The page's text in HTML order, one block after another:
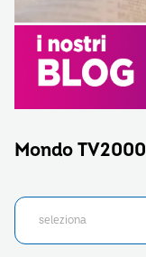
Mondo TV2000